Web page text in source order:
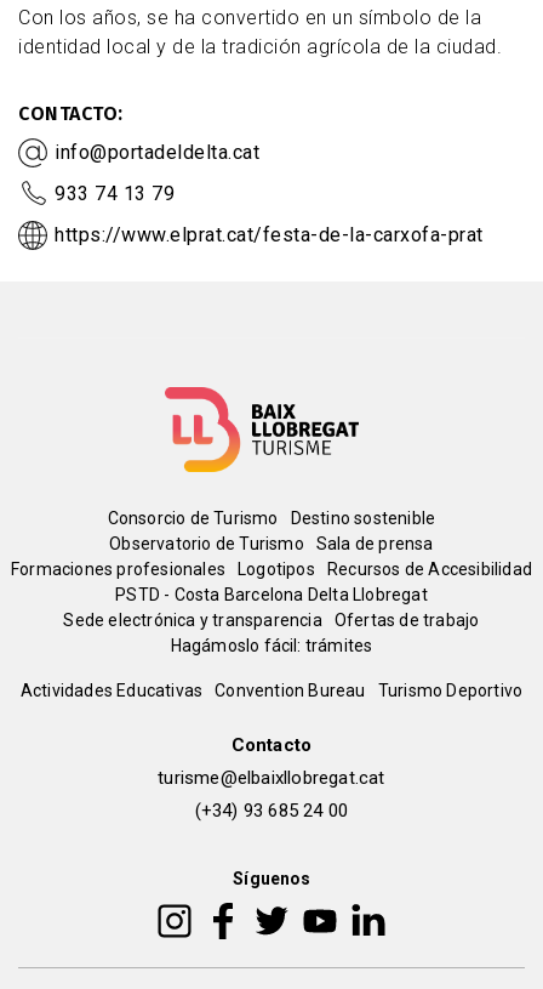
Con los años, se ha convertido en un símbolo de la
identidad local y de la tradición agrícola de la ciudad.
CONTACTO
info@portadeldelta.cat
933 74 13 79
https://www.elprat.cat/festa-de-la-carxofa-prat
Menú
del
pie
Consorcio de Turismo
Destino sostenible
Observatorio de Turismo
Sala de prensa
Formaciones profesionales
Logotipos
Recursos de Accesibilidad
PSTD - Costa Barcelona Delta Llobregat
Sede electrónica y transparencia
Ofertas de trabajo
Hagámoslo fácil: trámites
Peu
Actividades Educativas Convention Bureau Turismo Deportivo
Contacto
turisme@elbaixllobregat.cat
(+34) 93 685 24 00
Síguenos